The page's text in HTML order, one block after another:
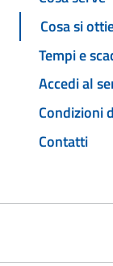
Cosa si
Tempi e
Accedi al
Condizioni
Contatti